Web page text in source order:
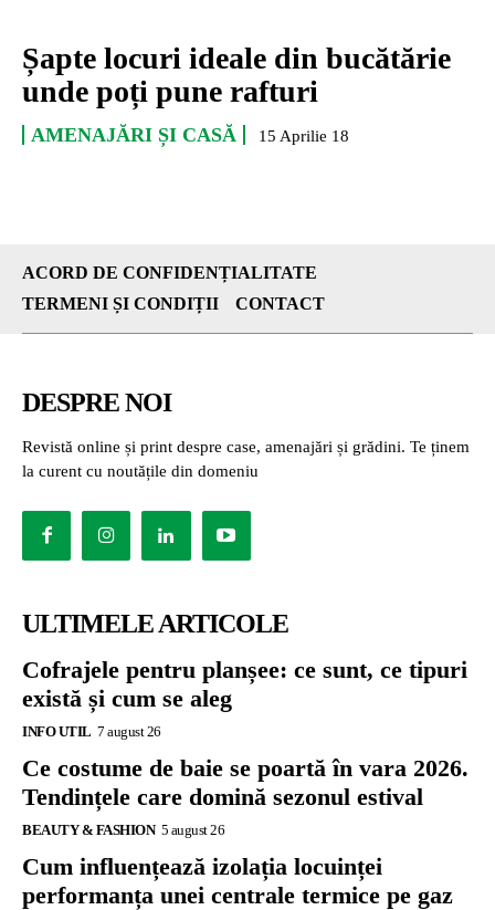
Șapte locuri ideale din bucătărie
unde poți pune rafturi
AMENAJĂRI ȘI CASĂ 15 Aprilie 18
ACORD DE CONFIDENȚIALITATE
TERMENI ȘI CONDIȚII
CONTACT
DESPRE NOI
Revistă online și print despre case, amenajări și grădini. Te ținem
la curent cu noutățile din domeniu
ULTIMELE ARTICOLE
Cofrajele pentru planșee: ce sunt, ce tipuri
există și cum se aleg
INFO UTIL 7 august 26
Ce costume de baie se poartă în vara 2026.
Tendințele care domină sezonul estival
BEAUTY & FASHION 5 august 26
Cum influențează izolația locuinței
performanța unei centrale termice pe gaz